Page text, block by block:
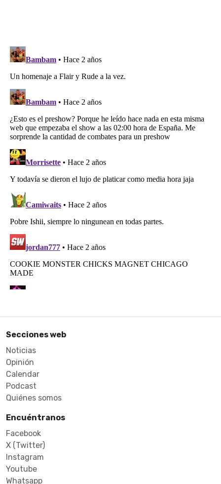
Secciones web
Noticias
Opinión
Calendar
Podcast
Quiénes somos
Encuéntranos
Facebook
X (Twitter)
Instagram
Youtube
Whatsapp